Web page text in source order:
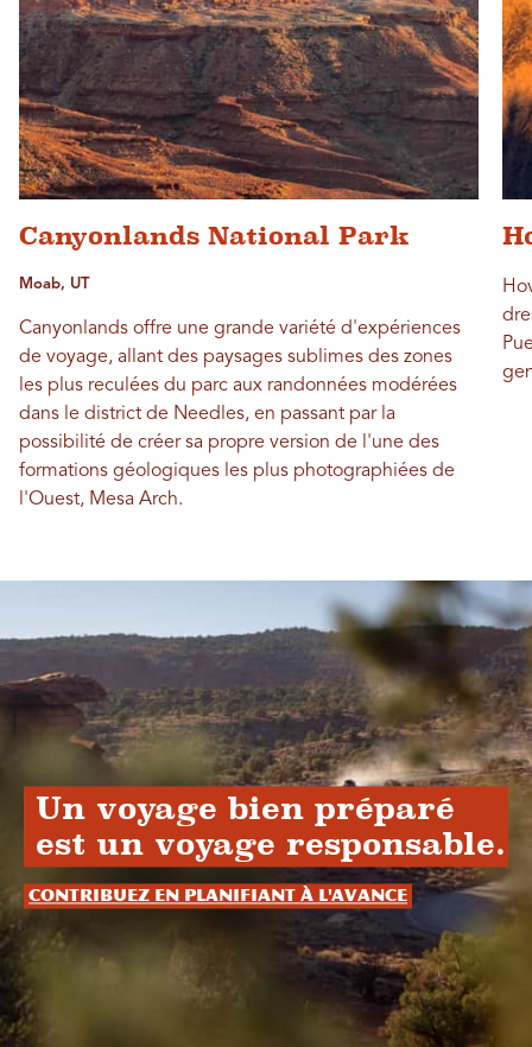
Canyonlands National Park
Moab, UT
Canyonlands offre une grande variété d'expériences
de voyage, allant des paysages sublimes des zones
les plus reculées du parc aux randonnées modérées
dans le district de Needles, en passant par la
possibilité de créer sa propre version de l'une des
formations géologiques les plus photographiées de
l'Ouest, Mesa Arch.
Un voyage bien préparé
est un voyage responsable.
Contribuez en planifiant à l'avance